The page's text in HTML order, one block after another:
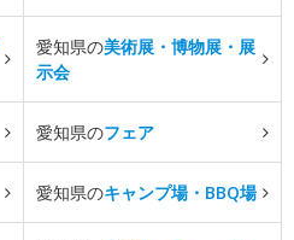
愛知県の美術展・博物展・展
示会
愛知県のフェア
愛知県のキャンプ場・BBQ場